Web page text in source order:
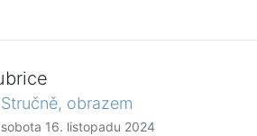
Stručně, obrazem
sobota 16. listopadu 2024